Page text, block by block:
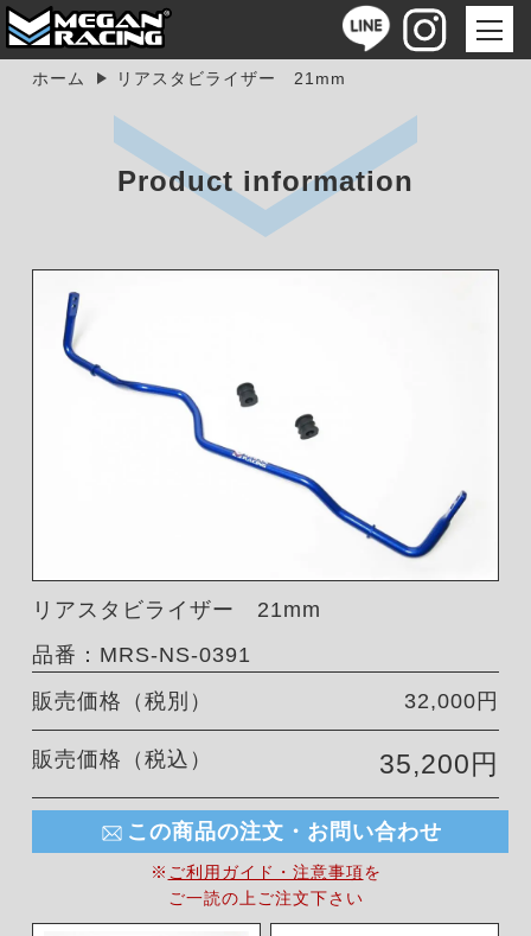
ホーム リアスタビライザー 21mm
Product information
リアスタビライザー 21mm
品番：MRS-NS-0391
販売価格（税別）
32,000円
販売価格（税込） 35,200円
この商品の注文・お問い合わせ
※ ご利用ガイド・注意事項を
ご一読の上ご注文下さい